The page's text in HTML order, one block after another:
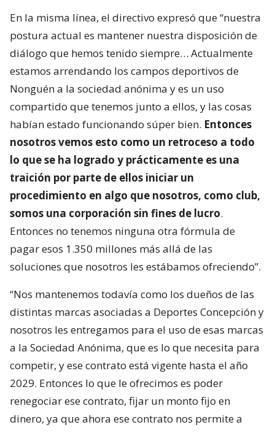
En la misma línea, el directivo expresó que “nuestra
postura actual es mantener nuestra disposición de
diálogo que hemos tenido siempre… Actualmente
estamos arrendando los campos deportivos de
Nonguén a la sociedad anónima y es un uso
compartido que tenemos junto a ellos, y las cosas
habían estado funcionando súper bien. Entonces
nosotros vemos esto como un retroceso a todo
lo que se ha logrado y prácticamente es una
traición por parte de ellos iniciar un
procedimiento en algo que nosotros, como club,
somos una corporación sin fines de lucro.
Entonces no tenemos ninguna otra fórmula de
pagar esos 1.350 millones más allá de las
soluciones que nosotros les estábamos ofreciendo”.
“Nos mantenemos todavía como los dueños de las
distintas marcas asociadas a Deportes Concepción y
nosotros les entregamos para el uso de esas marcas
a la Sociedad Anónima, que es lo que necesita para
competir, y ese contrato está vigente hasta el año
2029. Entonces lo que le ofrecimos es poder
renegociar ese contrato, fijar un monto fijo en
dinero, ya que ahora ese contrato nos permite a